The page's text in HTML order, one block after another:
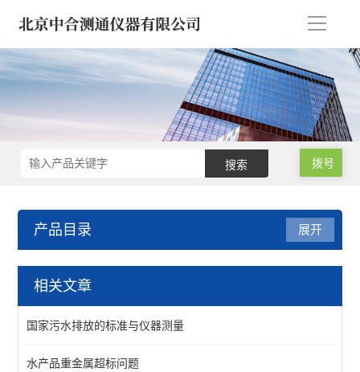
导
拨号
产品目录
气相色谱仪/气象色谱仪
展开
相关文章
国家污水排放的标准与仪器测量
水产品重金属超标问题